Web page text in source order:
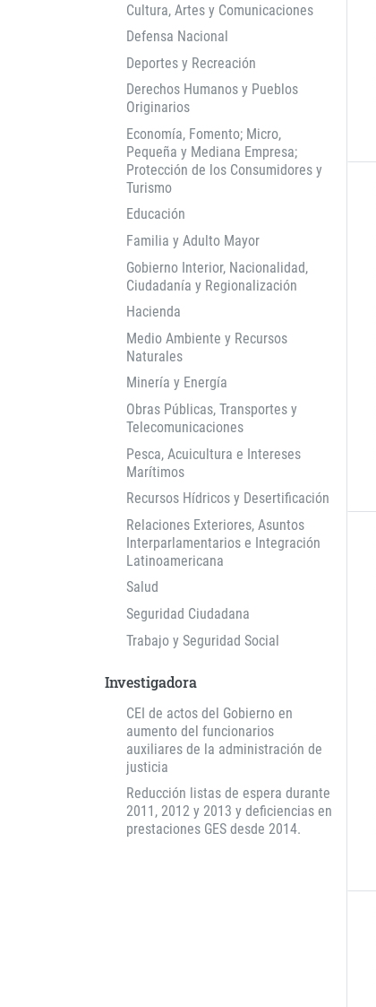
Cultura, Artes y Comunicaciones
Defensa Nacional
Deportes y Recreación
Derechos Humanos y Pueblos
Originarios
Economía, Fomento; Micro,
Pequeña y Mediana Empresa;
Protección de los Consumidores y
Turismo
Educación
Familia y Adulto Mayor
Gobierno Interior, Nacionalidad,
Ciudadanía y Regionalización
Hacienda
Medio Ambiente y Recursos
Naturales
Minería y Energía
Obras Públicas, Transportes y
Telecomunicaciones
Pesca, Acuicultura e Intereses
Marítimos
Recursos Hídricos y Desertificación
Relaciones Exteriores, Asuntos
Interparlamentarios e Integración
Latinoamericana
Salud
Seguridad Ciudadana
Trabajo y Seguridad Social
Investigadora
CEI de actos del Gobierno en
aumento del funcionarios
auxiliares de la administración de
justicia
Reducción listas de espera durante
2011, 2012 y 2013 y deficiencias en
prestaciones GES desde 2014.